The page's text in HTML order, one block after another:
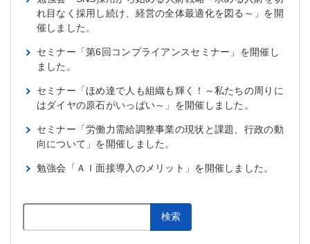
れ目なく採用し続け、経営の全体最適化を図る～」を開
催しました。
セミナー「第6回コンプライアンスセミナー」を開催し
ました。
セミナー「ほめ達で人も組織も輝く！～私たちの周りに
はダイヤの原石がいっぱい～」を開催しました。
セミナー「労働力需給調整事業の現状と課題、行政の動
向について」を開催しました。
勉強会「ＡＩ面接導入のメリット」を開催しました。
検索